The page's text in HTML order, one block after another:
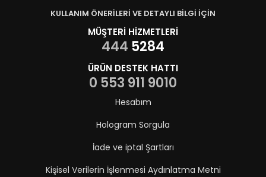
KULLANIM ÖNERİLERİ VE DETAYLI BİLGİ İÇİN
MÜŞTERİ HİZMETLERİ
444 5284
ÜRÜN DESTEK HATTI
0 553 911 9010
Hesabım
Hologram Sorgula
İade ve iptal Şartları
Kişisel Verilerin İşlenmesi Aydınlatma Metni